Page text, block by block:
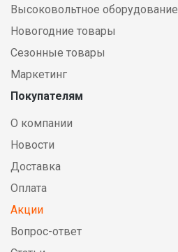
Высоковольтное оборудование
Новогодние товары
Сезонные товары
Маркетинг
Покупателям
О компании
Новости
Доставка
Оплата
Акции
Вопрос-ответ